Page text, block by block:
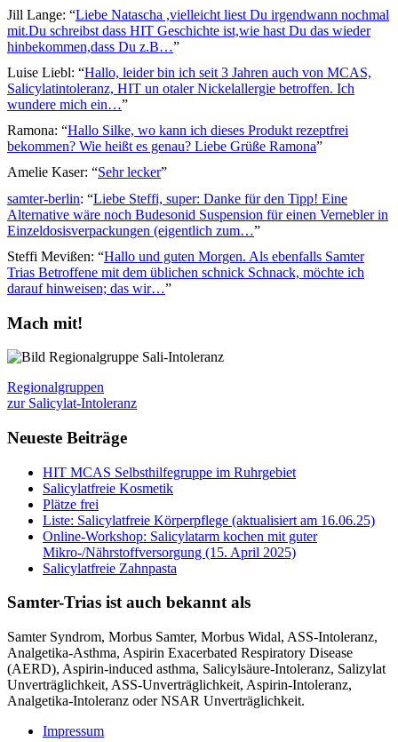
Jill Lange: “Liebe Natascha ,vielleicht liest Du irgendwann nochmal
mit.Du schreibst dass HIT Geschichte ist,wie hast Du das wieder
hinbekommen,dass Du z.B…”
Luise Liebl: “Hallo, leider bin ich seit 3 Jahren auch von MCAS,
Salicylatintoleranz, HIT un otaler Nickelallergie betroffen. Ich
wundere mich ein…”
Ramona: “Hallo Silke, wo kann ich dieses Produkt rezeptfrei
bekommen? Wie heißt es genau? Liebe Grüße Ramona”
Amelie Kaser: “Sehr lecker”
samter-berlin: “Liebe Steffi, super: Danke für den Tipp! Eine
Alternative wäre noch Budesonid Suspension für einen Vernebler in
Einzeldosisverpackungen (eigentlich zum…”
Steffi Mevißen: “Hallo und guten Morgen. Als ebenfalls Samter
Trias Betroffene mit dem üblichen schnick Schnack, möchte ich
darauf hinweisen; das wir…”
Mach mit!
Regionalgruppen
zur Salicylat-Intoleranz
Neueste Beiträge
HIT MCAS Selbsthilfegruppe im Ruhrgebiet
Salicylatfreie Kosmetik
Plätze frei
Liste: Salicylatfreie Körperpflege (aktualisiert am 16.06.25)
Online-Workshop: Salicylatarm kochen mit guter
Mikro-/Nährstoffversorgung (15. April 2025)
Salicylatfreie Zahnpasta
Samter-Trias ist auch bekannt als
Samter Syndrom, Morbus Samter, Morbus Widal, ASS-Intoleranz,
Analgetika-Asthma, Aspirin Exacerbated Respiratory Disease
(AERD), Aspirin-induced asthma, Salicylsäure-Intoleranz, Salizylat
Unverträglichkeit, ASS-Unverträglichkeit, Aspirin-Intoleranz,
Analgetika-Intoleranz oder NSAR Unverträglichkeit.
Impressum